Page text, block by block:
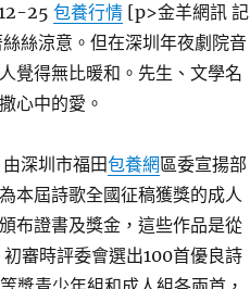
25包養行情 [p>金羊網訊 記
絲涼意。但在深圳年夜劇院音
覺得無比暖和。先生、文學名
心中的愛。
深圳市福田包養網區委宣揚部
本屆詩歌全國征稿獲獎的成人
布證書及獎金，這些作品是從
審時評委會選出100首優良詩